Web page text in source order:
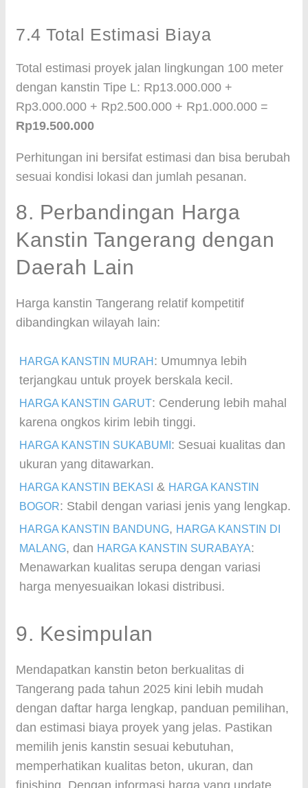
7.4 Total Estimasi Biaya
Total estimasi proyek jalan lingkungan 100 meter
dengan kanstin Tipe L: Rp13.000.000 +
Rp3.000.000 + Rp2.500.000 + Rp1.000.000 =
Rp19.500.000
Perhitungan ini bersifat estimasi dan bisa berubah
sesuai kondisi lokasi dan jumlah pesanan.
8. Perbandingan Harga
Kanstin Tangerang dengan
Daerah Lain
Harga kanstin Tangerang relatif kompetitif
dibandingkan wilayah lain:
HARGA KANSTIN MURAH : Umumnya lebih
terjangkau untuk proyek berskala kecil.
HARGA KANSTIN GARUT: Cenderung lebih mahal
karena ongkos kirim lebih tinggi.
HARGA KANSTIN SUKABUMI : Sesuai kualitas dan
ukuran yang ditawarkan.
HARGA KANSTIN BEKASI & HARGA KANSTIN
BOGOR: Stabil dengan variasi jenis yang lengkap.
HARGA KANSTIN BANDUNG, HARGA KANSTIN DI
MALANG, dan HARGA KANSTIN SURABAYA:
Menawarkan kualitas serupa dengan variasi
harga menyesuaikan lokasi distribusi.
9. Kesimpulan
Mendapatkan kanstin beton berkualitas di
Tangerang pada tahun 2025 kini lebih mudah
dengan daftar harga lengkap, panduan pemilihan,
dan estimasi biaya proyek yang jelas. Pastikan
memilih jenis kanstin sesuai kebutuhan,
memperhatikan kualitas beton, ukuran, dan
finishing. Dengan informasi harga yang update